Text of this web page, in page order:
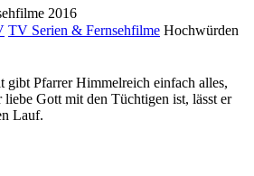
2016
TV Serien & Fernsehfilme Hochwürden
gibt Pfarrer Himmelreich einfach alles,
liebe Gott mit den Tüchtigen ist, lässt er
Lauf.